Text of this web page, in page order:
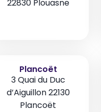
22830 Plouasne
Plancoët
3 Quai du Duc
d’Aiguillon 22130
Plancoët